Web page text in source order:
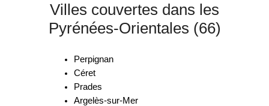
Villes couvertes dans les
Pyrénées-Orientales (66)
Perpignan
Céret
Prades
Argelès-sur-Mer